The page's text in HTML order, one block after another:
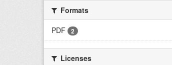
Formats
PDF
2
Licenses